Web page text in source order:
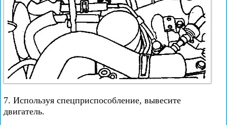
7. Используя спецприспособление, вывесите
двигатель.